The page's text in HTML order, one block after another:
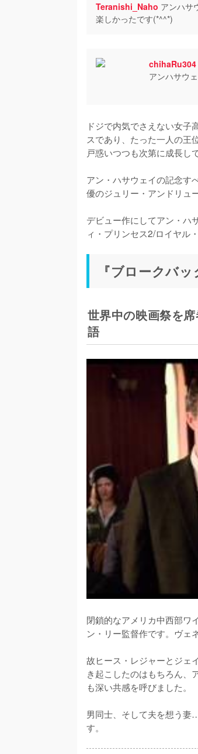
Teranishi_Naho アンハサ
楽しかったです(*^^*)
chihaRu304
アンハサウ
ドジで内気でさえない女
スであり、たった一人の王
戸惑いつつも次第に成長し
アン・ハサウェイの記念す
優のジュリー・アンドリュ
デビュー作にしてアン・ハ
ィ・プリンセス2/ロイヤル
『ブロークバ
世界中の映画祭を
語
閉鎖的なアメリカ中西部ワ
ン・リー監督作です。ヴェ
故ヒース・レジャーとジェ
き起こしたのはもちろん、
も深い共感を呼びました。
男同士、そして夫を想う
す。